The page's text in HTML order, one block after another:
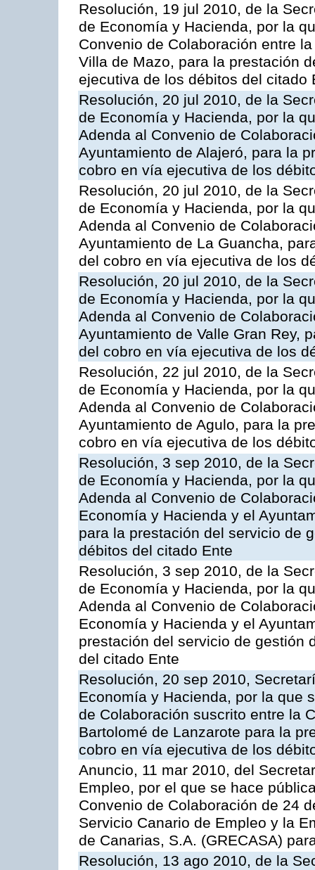
Resolución, 19 jul 2010, de la
de Economía y Hacienda, por la
Convenio de Colaboración entre
Villa de Mazo, para la prestación
ejecutiva de los débitos del citado
Resolución, 20 jul 2010, de la
de Economía y Hacienda, por la
Adenda al Convenio de
Ayuntamiento de Alajeró, para la
cobro en vía ejecutiva de los
Resolución, 20 jul 2010, de la
de Economía y Hacienda, por la
Adenda al Convenio de
Ayuntamiento de La Guancha,
del cobro en vía ejecutiva de los
Resolución, 20 jul 2010, de la
de Economía y Hacienda, por la
Adenda al Convenio de
Ayuntamiento de Valle Gran Rey,
del cobro en vía ejecutiva de los
Resolución, 22 jul 2010, de la
de Economía y Hacienda, por la
Adenda al Convenio de
Ayuntamiento de Agulo, para la
cobro en vía ejecutiva de los
Resolución, 3 sep 2010, de la
de Economía y Hacienda, por la
Adenda al Convenio de
Economía y Hacienda y el
para la prestación del servicio de
débitos del citado Ente
Resolución, 3 sep 2010, de la
de Economía y Hacienda, por la
Adenda al Convenio de
Economía y Hacienda y el
prestación del servicio de gestión
del citado Ente
Resolución, 20 sep 2010,
Economía y Hacienda, por la que
de Colaboración suscrito entre la
Bartolomé de Lanzarote para la
cobro en vía ejecutiva de los
Anuncio, 11 mar 2010, del
Empleo, por el que se hace
Convenio de Colaboración de 24
Servicio Canario de Empleo y la
de Canarias, S.A. (GRECASA)
Resolución, 13 ago 2010, de la